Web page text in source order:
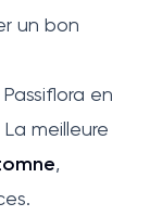
un bon
en
meilleure
,